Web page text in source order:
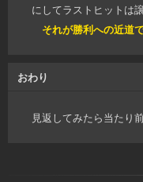
にしてラストヒットは
それが勝利への近道で
おわり
見返してみたら当たり